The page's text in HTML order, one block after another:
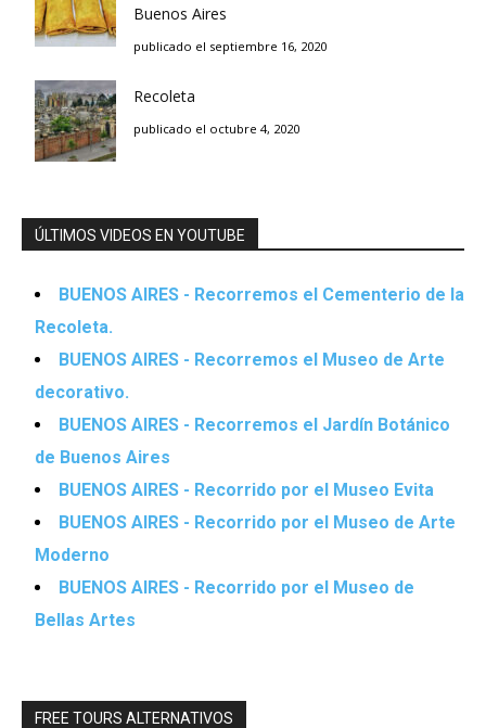
Buenos Aires
publicado el septiembre 16, 2020
Recoleta
publicado el octubre 4, 2020
ÚLTIMOS VIDEOS EN YOUTUBE
BUENOS AIRES - Recorremos el Cementerio de la
Recoleta.
BUENOS AIRES - Recorremos el Museo de Arte
decorativo.
BUENOS AIRES - Recorremos el Jardín Botánico
de Buenos Aires
BUENOS AIRES - Recorrido por el Museo Evita
BUENOS AIRES - Recorrido por el Museo de Arte
Moderno
BUENOS AIRES - Recorrido por el Museo de
Bellas Artes
FREE TOURS ALTERNATIVOS